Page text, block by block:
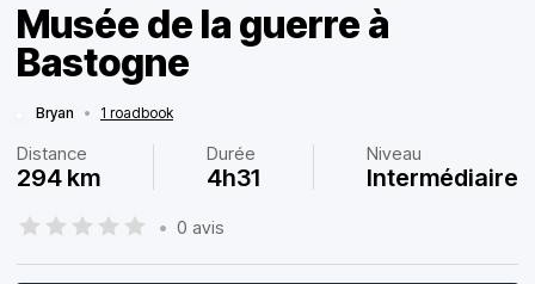
Musée de la guerre à
Bastogne
Bryan • 1 roadbook
Distance
294 km
Durée
4h31
Niveau
Intermédiaire
• 0 avis